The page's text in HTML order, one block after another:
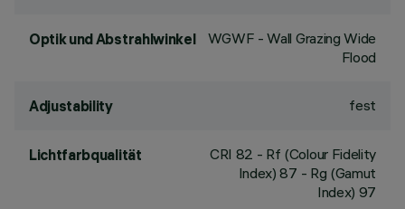
Optik und Abstrahlwinkel
WGWF - Wall Grazing Wide
Flood
Adjustability fest
Lichtfarbqualität CRI 82 - Rf (Colour Fidelity
Index) 87 - Rg (Gamut
Index) 97